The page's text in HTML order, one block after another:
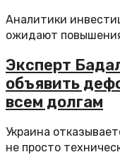
Аналитики
ожидают
Эксперт
объявить
всем долгам
Украина
не просто